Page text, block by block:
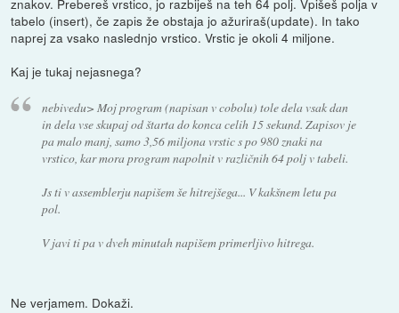
tabelo (insert), če zapis že obstaja jo ažuriraš(update). In tako
naprej za vsako naslednjo vrstico. Vrstic je okoli 4 miljone.
Kaj je tukaj nejasnega?
nebivedu> Moj program (napisan v cobolu) tole dela vsak dan
in dela vse skupaj od štarta do konca celih 15 sekund. Zapisov je
pa malo manj, samo 3,56 miljona vrstic s po 980 znaki na
vrstico, kar mora program napolnit v različnih 64 polj v tabeli.
Js ti v assemblerju napišem še hitrejšega... V kakšnem letu pa
pol.
V javi ti pa v dveh minutah napišem primerljivo hitrega.
Ne verjamem. Dokaži.